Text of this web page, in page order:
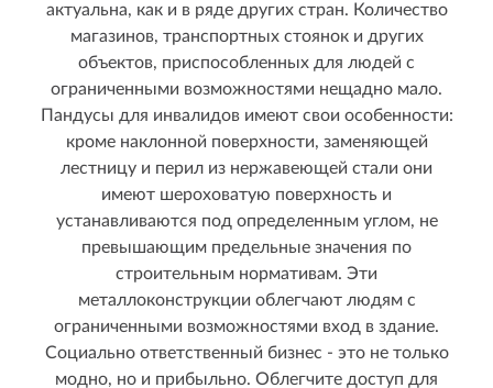
актуальна, как и в ряде других стран. Количество
магазинов, транспортных стоянок и других
объектов, приспособленных для людей с
ограниченными возможностями нещадно мало.
Пандусы для инвалидов имеют свои особенности:
кроме наклонной поверхности, заменяющей
лестницу и перил из нержавеющей стали они
имеют шероховатую поверхность и
устанавливаются под определенным углом, не
превышающим предельные значения по
строительным нормативам. Эти
металлоконструкции облегчают людям с
ограниченными возможностями вход в здание.
Социально ответственный бизнес - это не только
модно, но и прибыльно. Облегчите доступ для